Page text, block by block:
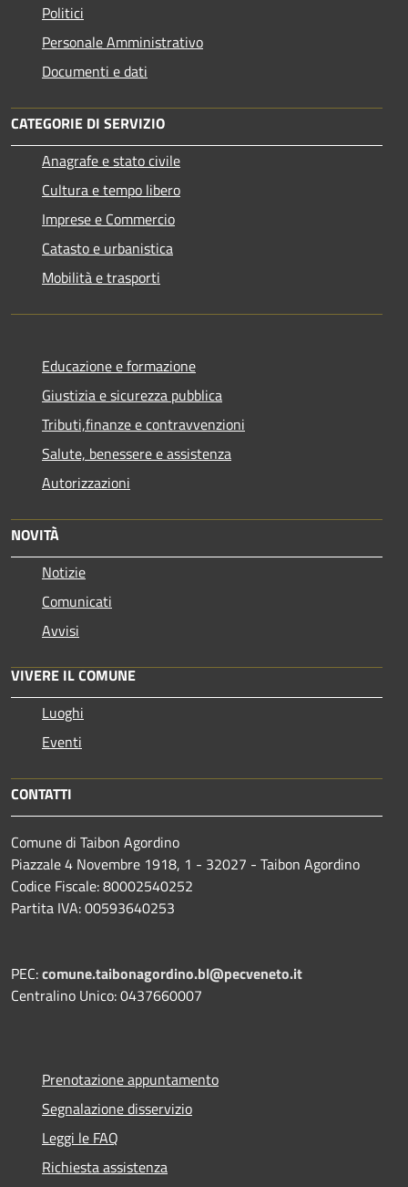
Politici
Personale Amministrativo
Documenti e dati
CATEGORIE DI SERVIZIO
Anagrafe e stato civile
Cultura e tempo libero
Imprese e Commercio
Catasto e urbanistica
Mobilità e trasporti
Educazione e formazione
Giustizia e sicurezza pubblica
Tributi,finanze e contravvenzioni
Salute, benessere e assistenza
Autorizzazioni
NOVITÀ
Notizie
Comunicati
Avvisi
VIVERE IL COMUNE
Luoghi
Eventi
CONTATTI
Comune di Taibon Agordino
Piazzale 4 Novembre 1918, 1 - 32027 - Taibon Agordino
Codice Fiscale: 80002540252
Partita IVA: 00593640253
PEC:comune.taibonagordino.bl@pecveneto.it
Centralino Unico: 0437660007
Prenotazione appuntamento
Segnalazione disservizio
Leggi le FAQ
Richiesta assistenza